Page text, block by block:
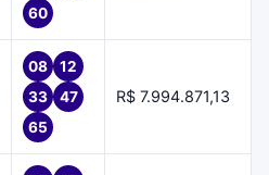
60
08
12
33
47
65
R$ 7.994.871,13